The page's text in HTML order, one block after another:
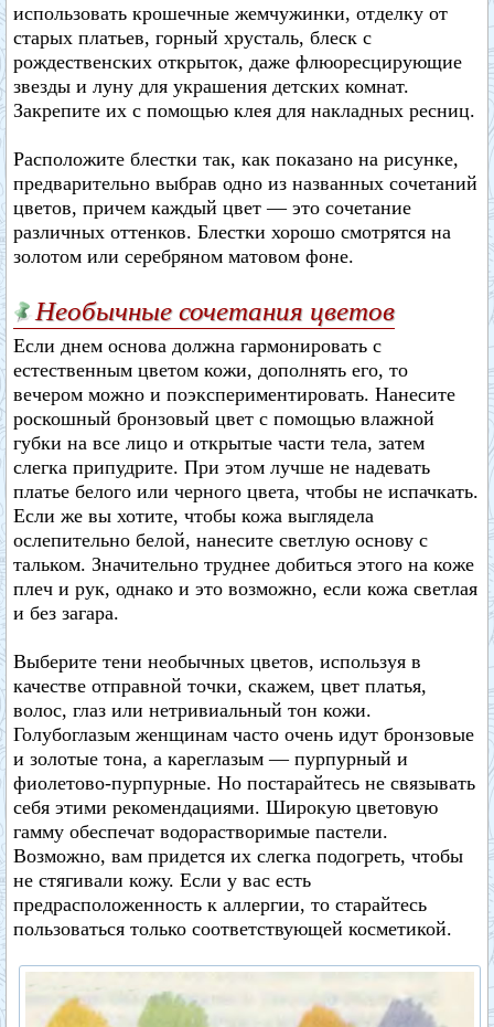
использовать крошечные жемчужинки, отделку от
старых платьев, горный хрусталь, блеск с
рождественских открыток, даже флюоресцирующие
звезды и луну для украшения детских комнат.
Закрепите их с помощью клея для накладных ресниц.
Расположите блестки так, как показано на рисунке,
предварительно выбрав одно из названных сочетаний
цветов, причем каждый цвет — это сочетание
различных оттенков. Блестки хорошо смотрятся на
золотом или серебряном матовом фоне.
Необычные сочетания цветов
Если днем основа должна гармонировать с
естественным цветом кожи, дополнять его, то
вечером можно и поэкспериментировать. Нанесите
роскошный бронзовый цвет с помощью влажной
губки на все лицо и открытые части тела, затем
слегка припудрите. При этом лучше не надевать
платье белого или черного цвета, чтобы не испачкать.
Если же вы хотите, чтобы кожа выглядела
ослепительно белой, нанесите светлую основу с
тальком. Значительно труднее добиться этого на коже
плеч и рук, однако и это возможно, если кожа светлая
и без загара.
Выберите тени необычных цветов, используя в
качестве отправной точки, скажем, цвет платья,
волос, глаз или нетривиальный тон кожи.
Голубоглазым женщинам часто очень идут бронзовые
и золотые тона, а кареглазым — пурпурный и
фиолетово-пурпурные. Но постарайтесь не связывать
себя этими рекомендациями. Широкую цветовую
гамму обеспечат водорастворимые пастели.
Возможно, вам придется их слегка подогреть, чтобы
не стягивали кожу. Если у вас есть
предрасположенность к аллергии, то старайтесь
пользоваться только соответствующей косметикой.